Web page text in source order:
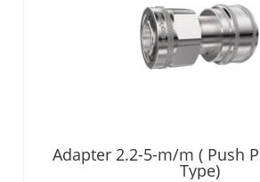
Adapter 2.2-5-m/m ( Push
Type)